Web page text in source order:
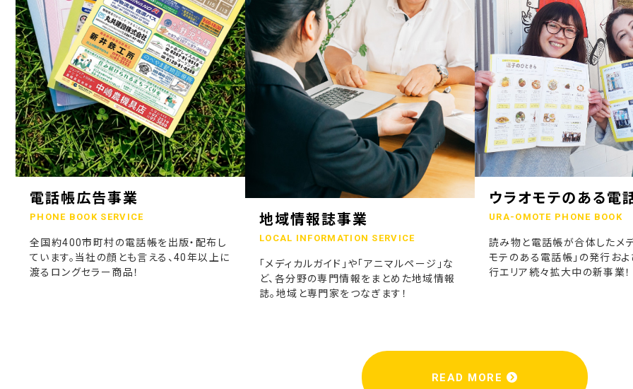
電話帳広告事業
PHONE BOOK SERVICE
全国約400市町村の電話帳を出版・配布し
ています。当社の顔とも言える、40年以上に
渡るロングセラー商品！
地域情報誌事業
LOCAL INFORMATION SERVICE
「メディカルガイド」や「アニマルページ」な
ど、各分野の専門情報をまとめた地域情報
誌。地域と専門家をつなぎます！
ウラオモテのある電
URA-OMOTE PHONE BOOK
読み物と電話帳が合体したメデ
モテのある電話帳」の発行およ
行エリア続々拡大中の新事業！
READ MORE